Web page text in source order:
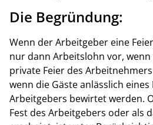
Die Begründung:
Wenn der Arbeitgeber eine
nur dann Arbeitslohn vor, wenn
private Feier des
wenn die Gäste anlässlich eines
Arbeitgebers bewirtet werden.
Fest des Arbeitgebers oder als